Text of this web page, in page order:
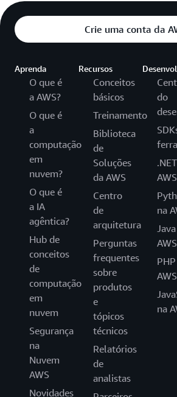
Crie uma conta da
Aprenda
O que é
a AWS?
O que é
a
computação
em
nuvem?
O que é
a IA
agêntica?
Hub de
conceitos
de
computação
em
nuvem
Segurança
na
Nuvem
AWS
Novidades
Recursos
Conceitos
básicos
Treinamento
Biblioteca
de
Soluções
da AWS
Centro
de
arquitetura
Perguntas
frequentes
sobre
produtos
e
tópicos
técnicos
Relatórios
de
analistas
do
AWS
na
AWS
AWS
na